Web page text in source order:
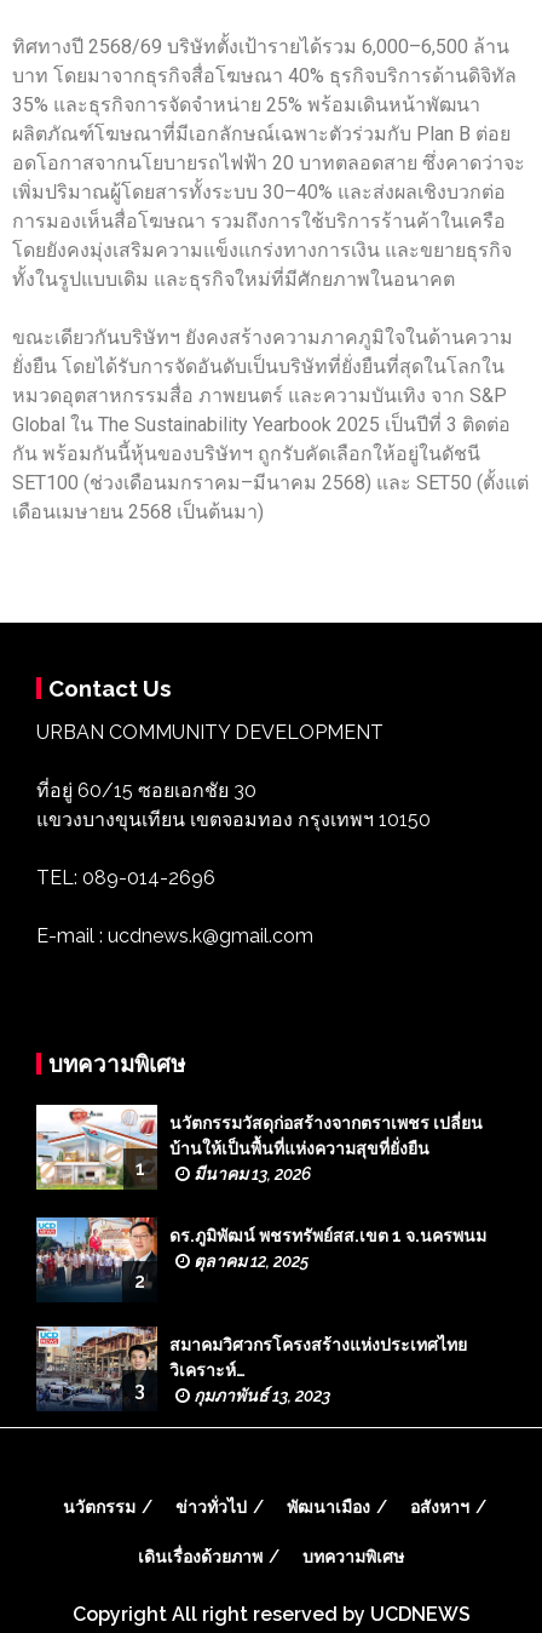
ทิศทางปี 2568/69 บริษัทตั้งเป้ารายได้รวม 6,000–6,500 ล้าน
บาท โดยมาจากธุรกิจสื่อโฆษณา 40% ธุรกิจบริการด้านดิจิทัล
35% และธุรกิจการจัดจำหน่าย 25% พร้อมเดินหน้าพัฒนา
ผลิตภัณฑ์โฆษณาที่มีเอกลักษณ์เฉพาะตัวร่วมกับ Plan B ต่อย
อดโอกาสจากนโยบายรถไฟฟ้า 20 บาทตลอดสาย ซึ่งคาดว่าจะ
เพิ่มปริมาณผู้โดยสารทั้งระบบ 30–40% และส่งผลเชิงบวกต่อ
การมองเห็นสื่อโฆษณา รวมถึงการใช้บริการร้านค้าในเครือ
โดยยังคงมุ่งเสริมความแข็งแกร่งทางการเงิน และขยายธุรกิจ
ทั้งในรูปแบบเดิม และธุรกิจใหม่ที่มีศักยภาพในอนาคต
ขณะเดียวกันบริษัทฯ ยังคงสร้างความภาคภูมิใจในด้านความ
ยั่งยืน โดยได้รับการจัดอันดับเป็นบริษัทที่ยั่งยืนที่สุดในโลกใน
หมวดอุตสาหกรรมสื่อ ภาพยนตร์ และความบันเทิง จาก S&P
Global ใน The Sustainability Yearbook 2025 เป็นปีที่ 3 ติดต่อ
กัน พร้อมกันนี้หุ้นของบริษัทฯ ถูกรับคัดเลือกให้อยู่ในดัชนี
SET100 (ช่วงเดือนมกราคม–มีนาคม 2568) และ SET50 (ตั้งแต่
เดือนเมษายน 2568 เป็นต้นมา)
Contact Us
URBAN COMMUNITY DEVELOPMENT
ที่อยู่ 60/15 ซอยเอกชัย 30
แขวงบางขุนเทียน เขตจอมทอง กรุงเทพฯ 10150
TEL: 089-014-2696
E-mail : ucdnews.k@gmail.com
บทความพิเศษ
1
นวัตกรรมวัสดุก่อสร้างจากตราเพชร เปลี่ยน
บ้านให้เป็นพื้นที่แห่งความสุขที่ยั่งยืน
มีนาคม 13, 2026
2
ดร.ภูมิพัฒน์ พชรทรัพย์สส.เขต 1 จ.นครพนม
ตุลาคม 12, 2025
3
สมาคมวิศวกรโครงสร้างแห่งประเทศไทย
วิเคราะห์…
กุมภาพันธ์ 13, 2023
นวัตกรรม ข่าวทั่วไป พัฒนาเมือง อสังหาฯ
เดินเรื่องด้วยภาพ บทความพิเศษ
Copyright All right reserved by UCDNEWS